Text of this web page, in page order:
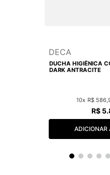
DECA
DUCHA HIGIÊNICA
DARK ANTRACITE
10 R$ 586
R$ 5.
ADICIONAR